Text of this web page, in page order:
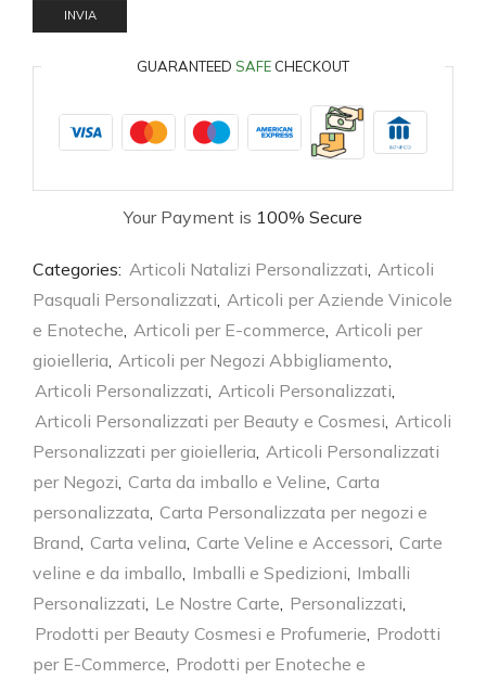
GUARANTEED SAFE CHECKOUT
Your Payment is 100% Secure
Categories: Articoli Natalizi Personalizzati, Articoli
Pasquali Personalizzati, Articoli per Aziende Vinicole
e Enoteche, Articoli per E-commerce, Articoli per
gioielleria, Articoli per Negozi Abbigliamento,
Articoli Personalizzati, Articoli Personalizzati,
Articoli Personalizzati per Beauty e Cosmesi, Articoli
Personalizzati per gioielleria, Articoli Personalizzati
per Negozi, Carta da imballo e Veline, Carta
personalizzata, Carta Personalizzata per negozi e
Brand, Carta velina, Carte Veline e Accessori, Carte
veline e da imballo, Imballi e Spedizioni, Imballi
Personalizzati, Le Nostre Carte, Personalizzati,
Prodotti per Beauty Cosmesi e Profumerie, Prodotti
per E-Commerce, Prodotti per Enoteche e